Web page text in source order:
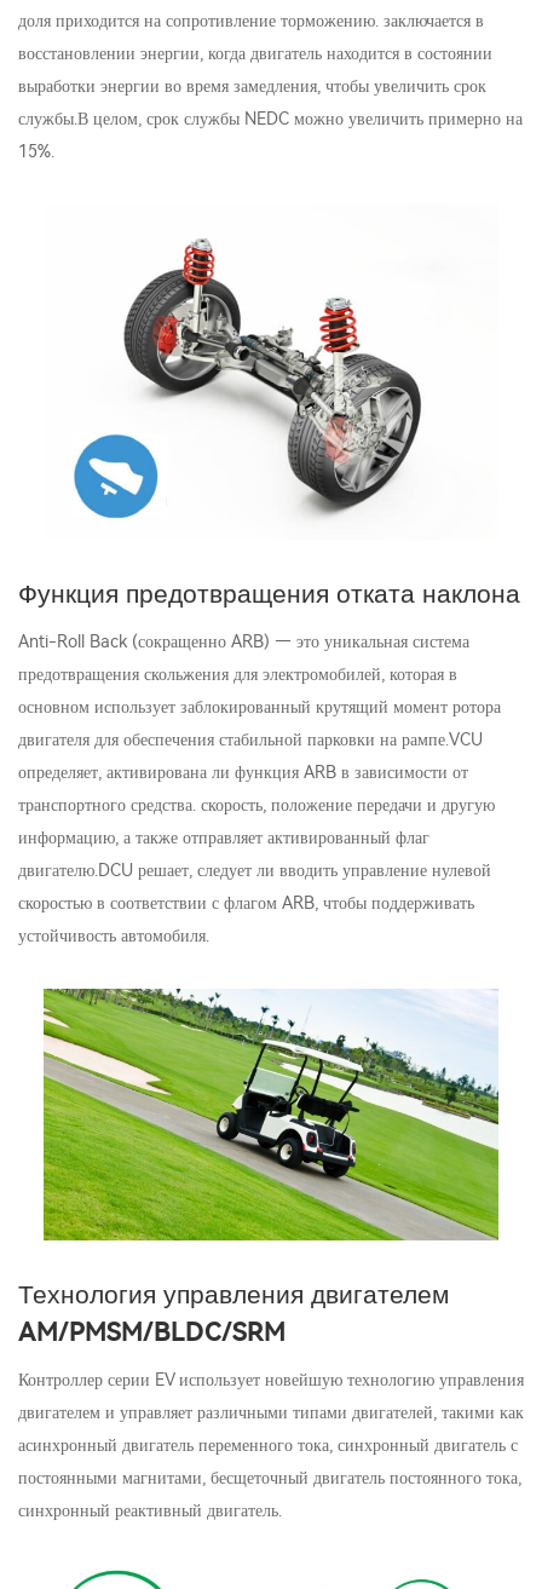
доля приходится на сопротивление торможению. заключается в
восстановлении энергии, когда двигатель находится в состоянии
выработки энергии во время замедления, чтобы увеличить срок
службы.В целом, срок службы NEDC можно увеличить примерно на
15%.
Функция предотвращения отката наклона
Anti-Roll Back (сокращенно ARB) — это уникальная система
предотвращения скольжения для электромобилей, которая в
основном использует заблокированный крутящий момент ротора
двигателя для обеспечения стабильной парковки на рампе.VCU
определяет, активирована ли функция ARB в зависимости от
транспортного средства. скорость, положение передачи и другую
информацию, а также отправляет активированный флаг
двигателю.DCU решает, следует ли вводить управление нулевой
скоростью в соответствии с флагом ARB, чтобы поддерживать
устойчивость автомобиля.
Технология управления двигателем
AM/PMSM/BLDC/SRM
Контроллер серии EV использует новейшую технологию управления
двигателем и управляет различными типами двигателей, такими как
асинхронный двигатель переменного тока, синхронный двигатель с
постоянными магнитами, бесщеточный двигатель постоянного тока,
синхронный реактивный двигатель.